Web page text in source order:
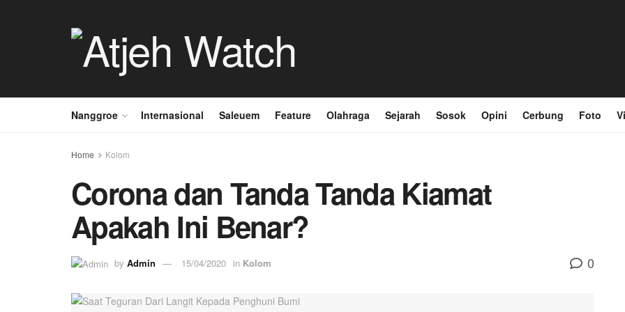
Nanggroe Internasional Saleuem Feature Olahraga Sejarah Sosok Opini Cerbung Foto
Home Kolom
Corona dan Tanda Tanda Kiamat
Apakah Ini Benar?
by Admin 15/04/2020 in Kolom 0